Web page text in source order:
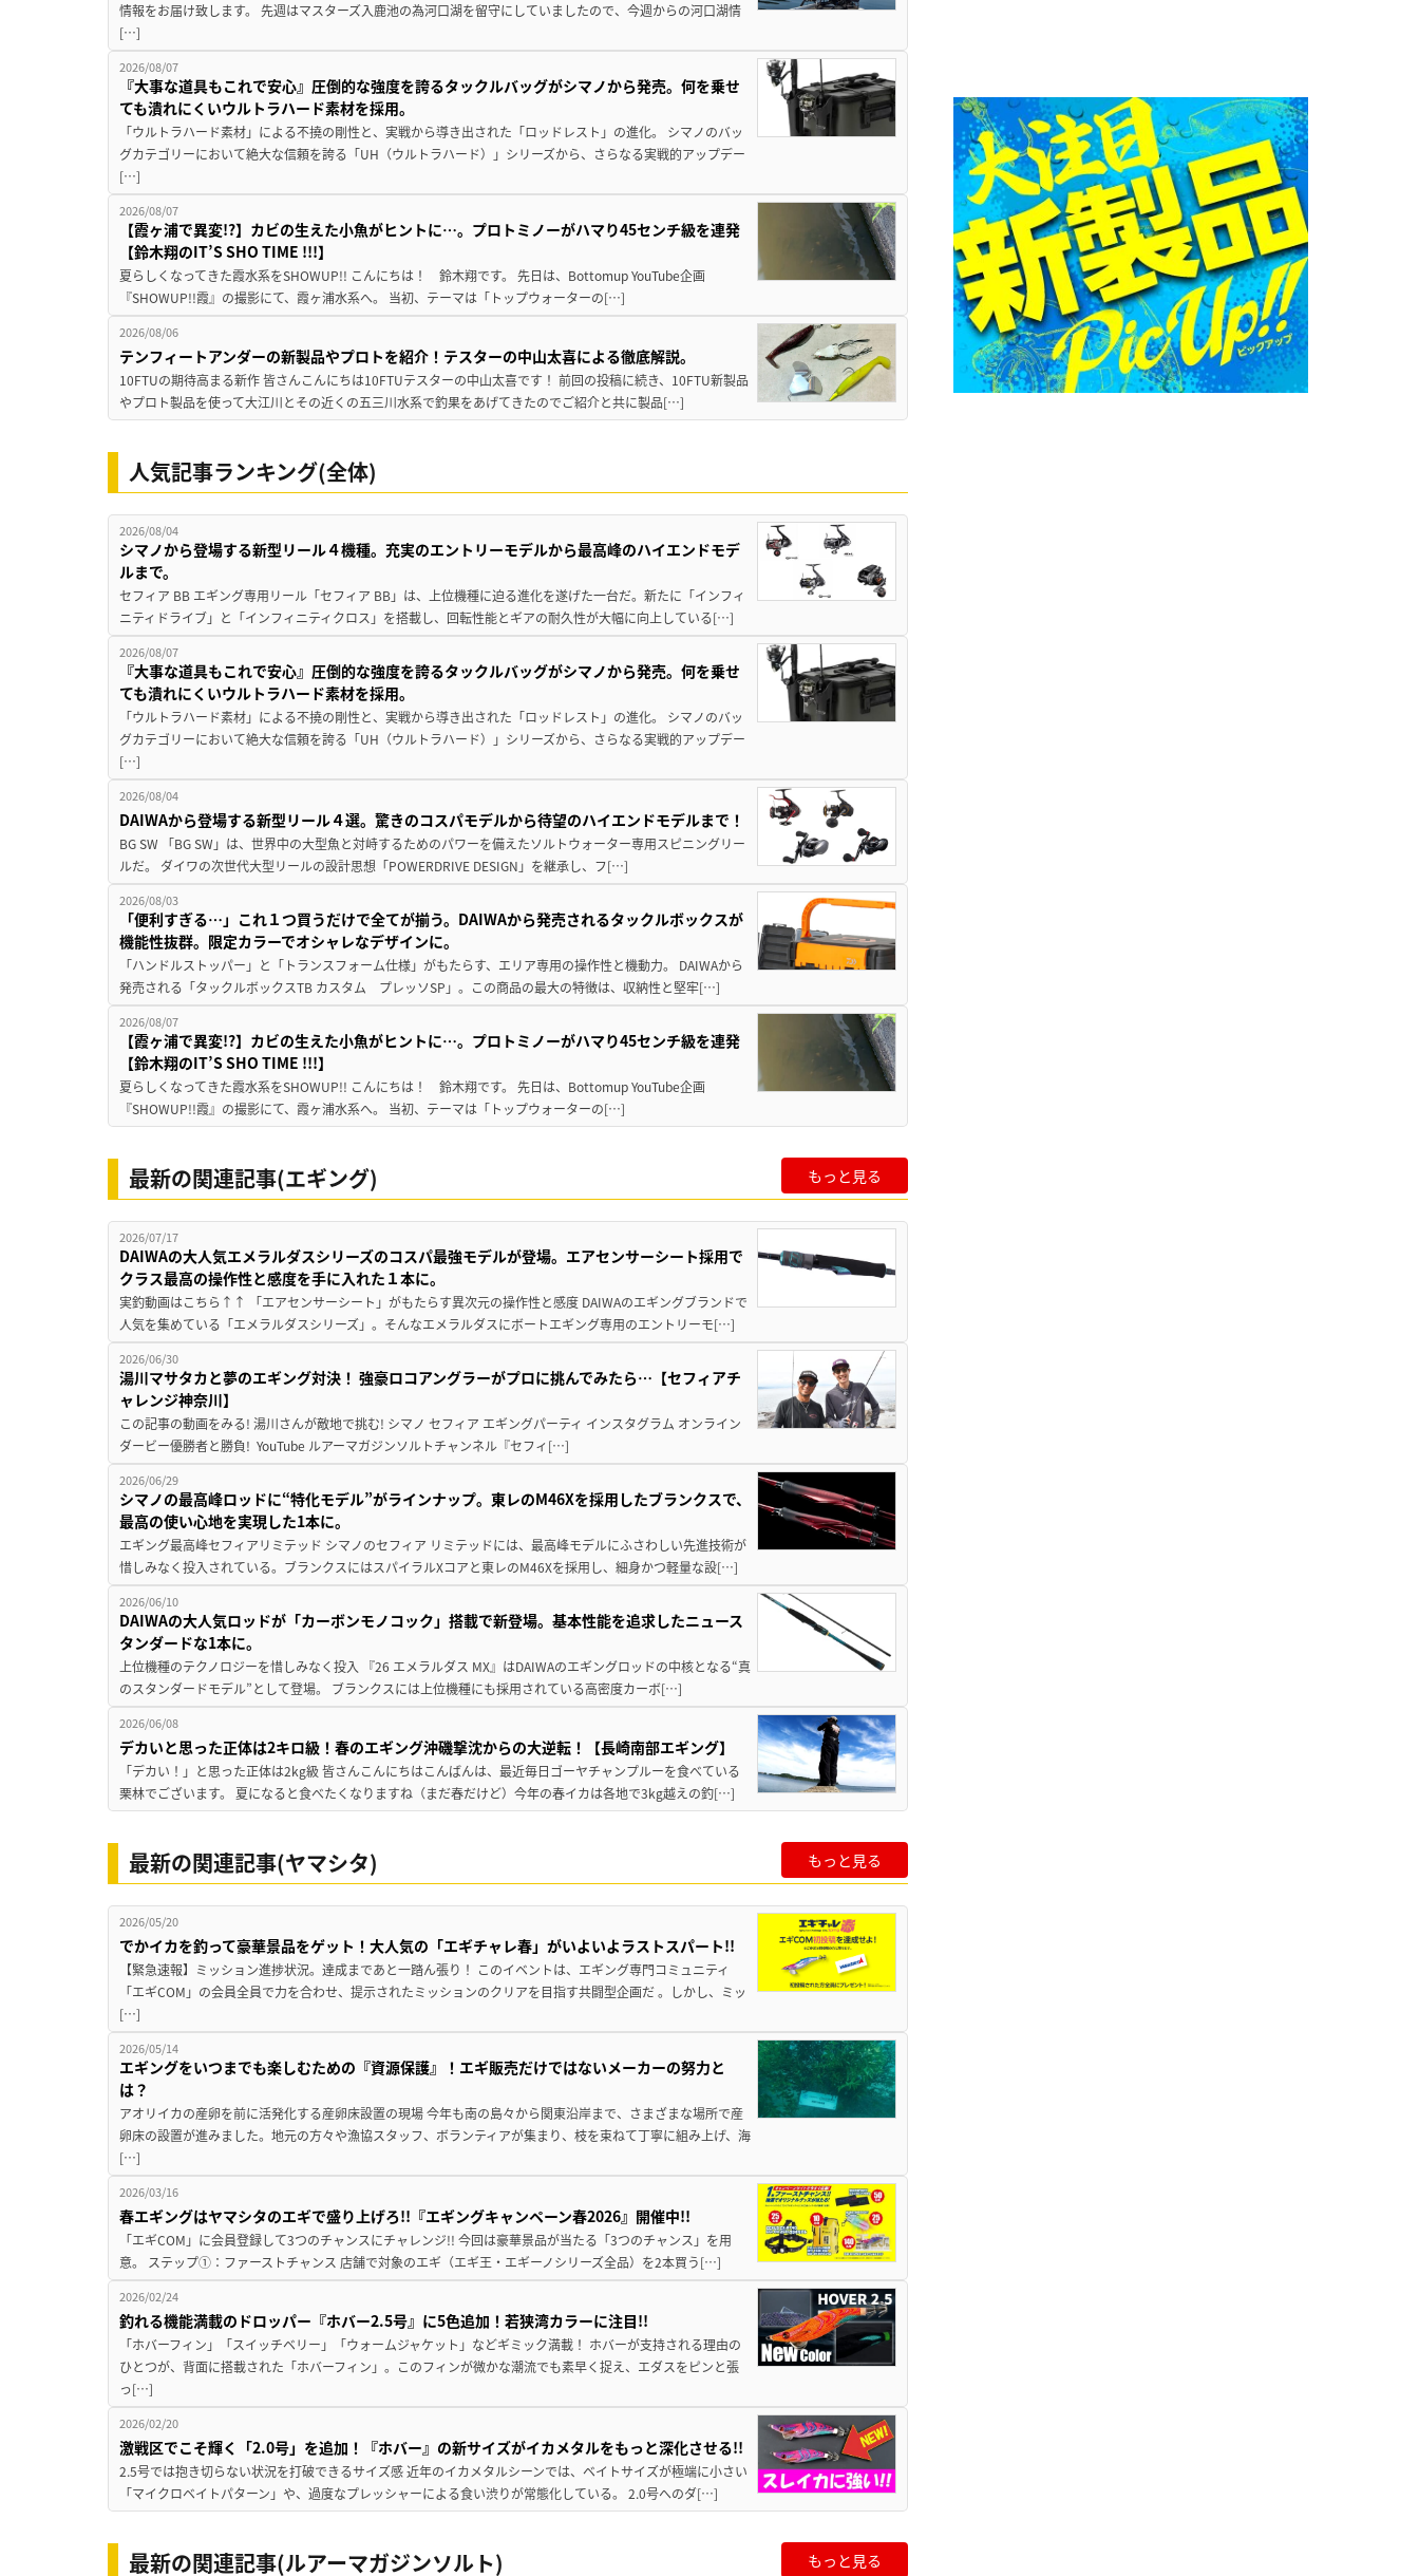
情報をお届け致します。 先週はマスターズ入鹿池の為河口湖を留守にしていましたので、今週からの河口湖情
[…]
2026/08/07
『大事な道具もこれで安心』圧倒的な強度を誇るタックルバッグがシマノから発売。何を乗せ
ても潰れにくいウルトラハード素材を採用。
「ウルトラハード素材」による不撓の剛性と、実戦から導き出された「ロッドレスト」の進化。 シマノのバッ
グカテゴリーにおいて絶大な信頼を誇る「UH（ウルトラハード）」シリーズから、さらなる実戦的アップデー
[…]
2026/08/07
【霞ヶ浦で異変!?】カビの生えた小魚がヒントに…。プロトミノーがハマり45センチ級を連発
【鈴木翔のIT’S SHO TIME !!!】
夏らしくなってきた霞水系をSHOWUP!! こんにちは！ 鈴木翔です。 先日は、Bottomup YouTube企画
『SHOWUP!!霞』の撮影にて、霞ヶ浦水系へ。 当初、テーマは「トップウォーターの[…]
2026/08/06
テンフィートアンダーの新製品やプロトを紹介！テスターの中山太喜による徹底解説。
10FTUの期待高まる新作 皆さんこんにちは10FTUテスターの中山太喜です！ 前回の投稿に続き、10FTU新製品
やプロト製品を使って大江川とその近くの五三川水系で釣果をあげてきたのでご紹介と共に製品[…]
人気記事ランキング(全体)
2026/08/04
シマノから登場する新型リール４機種。充実のエントリーモデルから最高峰のハイエンドモデ
ルまで。
セフィア BB エギング専用リール「セフィア BB」は、上位機種に迫る進化を遂げた一台だ。新たに「インフィ
ニティドライブ」と「インフィニティクロス」を搭載し、回転性能とギアの耐久性が大幅に向上している[…]
2026/08/07
『大事な道具もこれで安心』圧倒的な強度を誇るタックルバッグがシマノから発売。何を乗せ
ても潰れにくいウルトラハード素材を採用。
「ウルトラハード素材」による不撓の剛性と、実戦から導き出された「ロッドレスト」の進化。 シマノのバッ
グカテゴリーにおいて絶大な信頼を誇る「UH（ウルトラハード）」シリーズから、さらなる実戦的アップデー
[…]
2026/08/04
DAIWAから登場する新型リール４選。驚きのコスパモデルから待望のハイエンドモデルまで！
BG SW 「BG SW」は、世界中の大型魚と対峙するためのパワーを備えたソルトウォーター専用スピニングリー
ルだ。 ダイワの次世代大型リールの設計思想「POWERDRIVE DESIGN」を継承し、フ[…]
2026/08/03
「便利すぎる…」これ１つ買うだけで全てが揃う。DAIWAから発売されるタックルボックスが
機能性抜群。限定カラーでオシャレなデザインに。
「ハンドルストッパー」と「トランスフォーム仕様」がもたらす、エリア専用の操作性と機動力。 DAIWAから
発売される「タックルボックスTB カスタム プレッソSP」。この商品の最大の特徴は、収納性と堅牢[…]
2026/08/07
【霞ヶ浦で異変!?】カビの生えた小魚がヒントに…。プロトミノーがハマり45センチ級を連発
【鈴木翔のIT’S SHO TIME !!!】
夏らしくなってきた霞水系をSHOWUP!! こんにちは！ 鈴木翔です。 先日は、Bottomup YouTube企画
『SHOWUP!!霞』の撮影にて、霞ヶ浦水系へ。 当初、テーマは「トップウォーターの[…]
最新の関連記事(エギング) もっと見る
2026/07/17
DAIWAの大人気エメラルダスシリーズのコスパ最強モデルが登場。エアセンサーシート採用で
クラス最高の操作性と感度を手に入れた１本に。
実釣動画はこちら↑↑ 「エアセンサーシート」がもたらす異次元の操作性と感度 DAIWAのエギングブランドで
人気を集めている「エメラルダスシリーズ」。そんなエメラルダスにボートエギング専用のエントリーモ[…]
2026/06/30
湯川マサタカと夢のエギング対決！ 強豪ロコアングラーがプロに挑んでみたら…【セフィアチ
ャレンジ神奈川】
この記事の動画をみる! 湯川さんが敵地で挑む! シマノ セフィア エギングパーティ インスタグラム オンライン
ダービー優勝者と勝負! YouTube ルアーマガジンソルトチャンネル『セフィ[…]
2026/06/29
シマノの最高峰ロッドに“特化モデル”がラインナップ。東レのM46Xを採用したブランクスで、
最高の使い心地を実現した1本に。
エギング最高峰セフィアリミテッド シマノのセフィア リミテッドには、最高峰モデルにふさわしい先進技術が
惜しみなく投入されている。ブランクスにはスパイラルXコアと東レのM46Xを採用し、細身かつ軽量な設[…]
2026/06/10
DAIWAの大人気ロッドが「カーボンモノコック」搭載で新登場。基本性能を追求したニュース
タンダードな1本に。
上位機種のテクノロジーを惜しみなく投入 『26 エメラルダス MX』はDAIWAのエギングロッドの中核となる“真
のスタンダードモデル”として登場。 ブランクスには上位機種にも採用されている高密度カーボ[…]
2026/06/08
デカいと思った正体は2キロ級！春のエギング沖磯撃沈からの大逆転！【長崎南部エギング】
「デカい！」と思った正体は2kg級 皆さんこんにちはこんばんは、最近毎日ゴーヤチャンプルーを食べている
栗林でございます。 夏になると食べたくなりますね（まだ春だけど）今年の春イカは各地で3kg越えの釣[…]
最新の関連記事(ヤマシタ) もっと見る
2026/05/20
でかイカを釣って豪華景品をゲット！大人気の「エギチャレ春」がいよいよラストスパート!!
【緊急速報】ミッション進捗状況。達成まであと一踏ん張り！ このイベントは、エギング専門コミュニティ
「エギCOM」の会員全員で力を合わせ、提示されたミッションのクリアを目指す共闘型企画だ 。しかし、ミッ
[…]
2026/05/14
エギングをいつまでも楽しむための『資源保護』！エギ販売だけではないメーカーの努力と
は？
アオリイカの産卵を前に活発化する産卵床設置の現場 今年も南の島々から関東沿岸まで、さまざまな場所で産
卵床の設置が進みました。地元の方々や漁協スタッフ、ボランティアが集まり、枝を束ねて丁寧に組み上げ、海
[…]
2026/03/16
春エギングはヤマシタのエギで盛り上げろ!!『エギングキャンペーン春2026』開催中!!
「エギCOM」に会員登録して3つのチャンスにチャレンジ!! 今回は豪華景品が当たる「3つのチャンス」を用
意。 ステップ①：ファーストチャンス 店舗で対象のエギ（エギ王・エギーノシリーズ全品）を2本買う[…]
2026/02/24
釣れる機能満載のドロッパー『ホバー2.5号』に5色追加！若狭湾カラーに注目!!
「ホバーフィン」「スイッチベリー」「ウォームジャケット」などギミック満載！ ホバーが支持される理由の
ひとつが、背面に搭載された「ホバーフィン」。このフィンが微かな潮流でも素早く捉え、エダスをピンと張
っ[…]
2026/02/20
激戦区でこそ輝く「2.0号」を追加！『ホバー』の新サイズがイカメタルをもっと深化させる!!
2.5号では抱き切らない状況を打破できるサイズ感 近年のイカメタルシーンでは、ベイトサイズが極端に小さい
「マイクロベイトパターン」や、過度なプレッシャーによる食い渋りが常態化している。 2.0号へのダ[…]
最新の関連記事(ルアーマガジンソルト) もっと見る